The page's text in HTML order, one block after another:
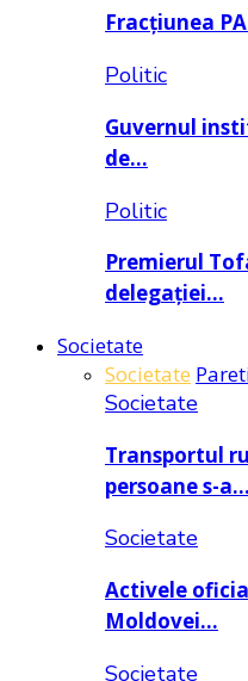
Fracțiunea
Politic
Guvernul
de…
Politic
Premierul
delegației…
Societate
Societate
Societate
Transportul
persoane s-a…
Societate
Activele
Moldovei…
Societate